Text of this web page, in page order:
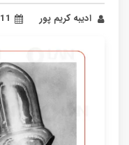
ادیبه کریم پور 11 /تیر/ 1401